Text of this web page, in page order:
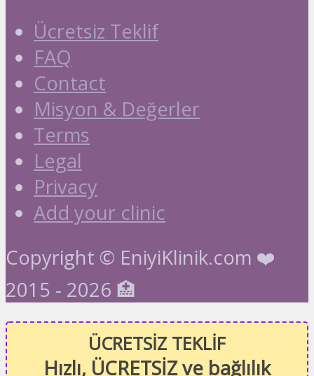
Ücretsiz Teklif
FAQ
Contact
Misyon & Değerler
Terms
Legal
Privacy
Add your clinic
Copyright © EniyiKlinik.com ❤️
2015 - 2026 🏥
ÜCRETSİZ TEKLİF
Hızlı, ÜCRETSİZ ve bağlılık